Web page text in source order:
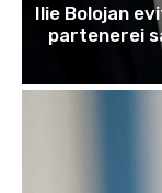
Ilie Bolojan
partenerei